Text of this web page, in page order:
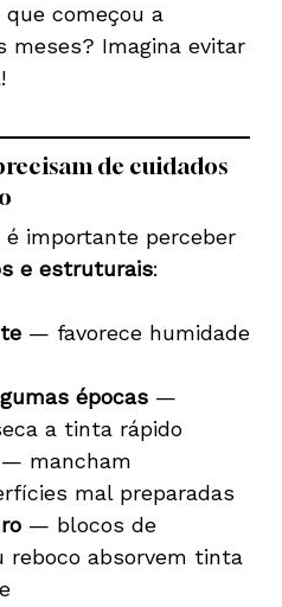
começou a
meses? Imagina evitar
de cuidados
importante perceber
e estruturais:
— favorece humidade
épocas—
a tinta rápido
mancham
mal preparadas
— blocos de
reboco absorvem tinta